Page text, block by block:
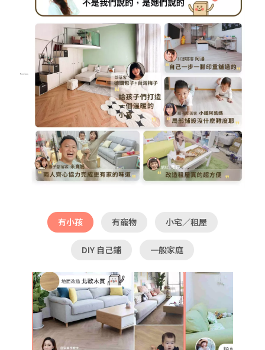
有小孩 有寵物 小宅／租屋
DIY 自己鋪 一般家庭